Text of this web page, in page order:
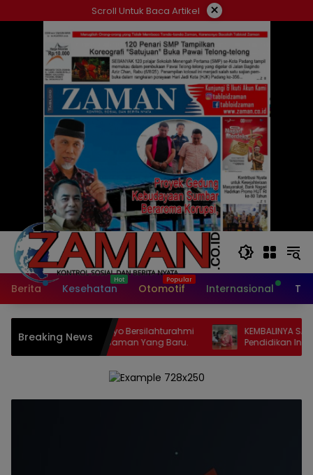
ke
Scroll Untuk Baca Artikel ×
Berita Kesehatan Otomotif Internasional
Breaking News
Tuah Saiyo Bersilahturahmi
Kapolres Pasaman Yang Baru.
KEMBALINYA SANG MOSES
Pendidikan Inklusif SD
Lubuk Sikaping, Pasaman.
Lubuk Sikaping, Pasaman.)